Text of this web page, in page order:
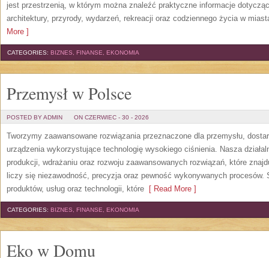
jest przestrzenią, w którym można znaleźć praktyczne informacje
architektury, przyrody, wydarzeń, rekreacji oraz codziennego życia w
More ]
CATEGORIES: BIZNES, FINANSE, EKONOMIA
Przemysł w Polsce
POSTED BY ADMIN ON CZERWIEC - 30 - 2026
Tworzymy zaawansowane rozwiązania przeznaczone dla przemysłu,
urządzenia wykorzystujące technologię wysokiego ciśnienia. Nasza
produkcji, wdrażaniu oraz rozwoju zaawansowanych rozwiązań, które
liczy się niezawodność, precyzja oraz pewność wykonywanych procesów.
produktów, usług oraz technologii, które [ Read More ]
CATEGORIES: BIZNES, FINANSE, EKONOMIA
Eko w Domu